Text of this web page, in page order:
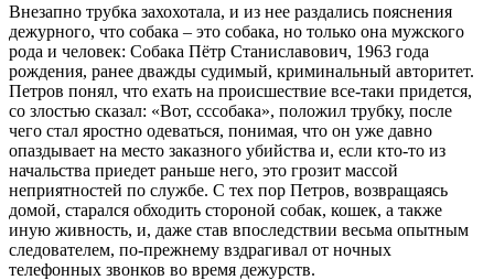
Внезапно трубка захохотала, и из нее раздались пояснения
дежурного, что собака – это собака, но только она мужского
рода и человек: Собака Пётр Станиславович, 1963 года
рождения, ранее дважды судимый, криминальный авторитет.
Петров понял, что ехать на происшествие все-таки придется,
со злостью сказал: «Вот, сссобака», положил трубку, после
чего стал яростно одеваться, понимая, что он уже давно
опаздывает на место заказного убийства и, если кто-то из
начальства приедет раньше него, это грозит массой
неприятностей по службе. С тех пор Петров, возвращаясь
домой, старался обходить стороной собак, кошек, а также
иную живность, и, даже став впоследствии весьма опытным
следователем, по-прежнему вздрагивал от ночных
телефонных звонков во время дежурств.